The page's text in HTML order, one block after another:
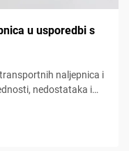
u usporedbi s
naljepnica i
nedostataka i